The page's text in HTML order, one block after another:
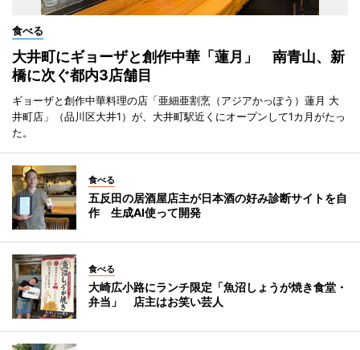
食べる
大井町にギョーザと創作中華「蓮月」 南青山、新
橋に次ぐ都内3店舗目
ギョーザと創作中華料理の店「亜細亜割烹（アジアかっぽう）蓮月 大
井町店」（品川区大井1）が、大井町駅近くにオープンして1カ月がたっ
た。
食べる
五反田の居酒屋店主が日本酒の好み診断サイトを自
作 生成AI使って開発
食べる
大崎広小路にランチ限定「魚沼しょうが焼き食堂・
弁当」 店主はお笑い芸人